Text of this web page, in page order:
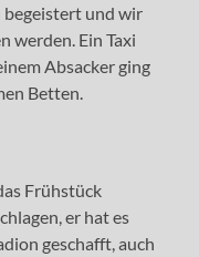
begeistert und wir
werden. Ein Taxi
Absacker ging
Betten.
Frühstück
er hat es
geschafft, auch